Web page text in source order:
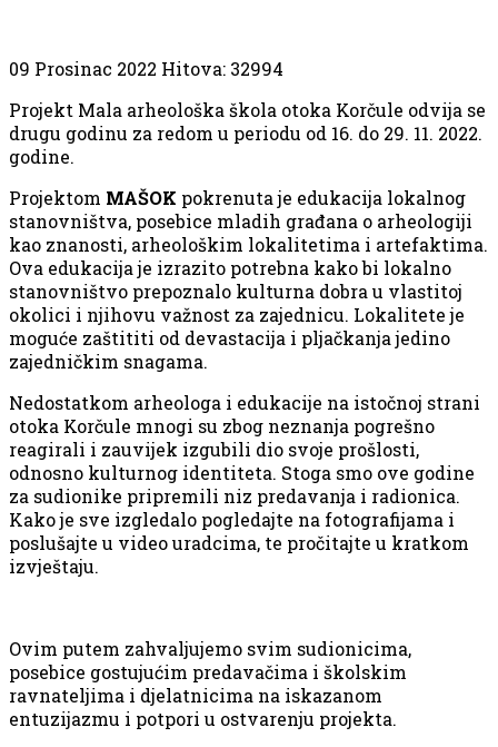
09 Prosinac 2022 Hitova: 32994
Projekt Mala arheološka škola otoka Korčule odvija se
drugu godinu za redom u periodu od 16. do 29. 11. 2022.
godine.
Projektom MAŠOK pokrenuta je edukacija lokalnog
stanovništva, posebice mladih građana o arheologiji
kao znanosti, arheološkim lokalitetima i artefaktima.
Ova edukacija je izrazito potrebna kako bi lokalno
stanovništvo prepoznalo kulturna dobra u vlastitoj
okolici i njihovu važnost za zajednicu. Lokalitete je
moguće zaštititi od devastacija i pljačkanja jedino
zajedničkim snagama.
Nedostatkom arheologa i edukacije na istočnoj strani
otoka Korčule mnogi su zbog neznanja pogrešno
reagirali i zauvijek izgubili dio svoje prošlosti,
odnosno kulturnog identiteta. Stoga smo ove godine
za sudionike pripremili niz predavanja i radionica.
Kako je sve izgledalo pogledajte na fotografijama i
poslušajte u video uradcima, te pročitajte u kratkom
izvještaju.
Ovim putem zahvaljujemo svim sudionicima,
posebice gostujućim predavačima i školskim
ravnateljima i djelatnicima na iskazanom
entuzijazmu i potpori u ostvarenju projekta.